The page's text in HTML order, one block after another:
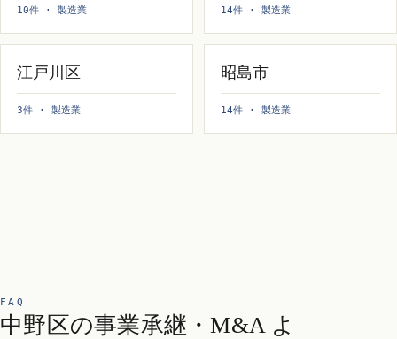
10件 · 製造業 14件 · 製造業
江戸川区
3件 · 製造業
昭島市
14件 · 製造業
FAQ
中野区の事業承継・M&A よ